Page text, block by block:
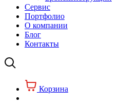
Сервис
Портфолио
О компании
Блог
Контакты
Корзина